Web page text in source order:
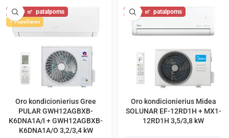
40
Populiarus
Oro kondicionierius Gree
PULAR GWH12AGBXB-
K6DNA1A/I + GWH12AGBXB-
K6DNA1A/O 3,2/3,4 kW
40
Oro kondicionierius Midea
SOLUNAR EF-12RD1H + MX1-
12RD1H 3,5/3,8 kW